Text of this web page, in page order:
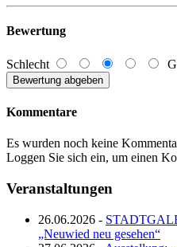
Bewertung
Schlecht
Kommentare
Es wurden noch keine
Loggen Sie sich ein, um einen
Veranstaltungen
26.06.2026 -
„Neuwied neu gesehen“